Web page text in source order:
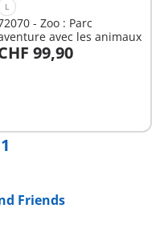
Friends
L
- Zoo : Parc
avec les animaux
99,90